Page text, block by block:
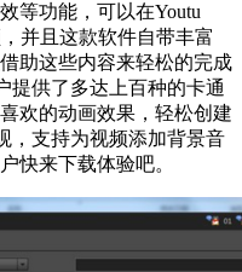
等功能，可以在Youtu
并且这款软件自带丰富
助这些内容来轻松的完成
提供了多达上百种的卡通
欢的动画效果，轻松创建
，支持为视频添加背景音
快来下载体验吧。